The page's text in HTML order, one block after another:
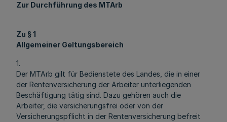
Zur Durchführung des MTArb
Zu § 1
Allgemeiner Geltungsbereich
1.
Der MTArb gilt für Bedienstete des Landes, die in einer
der Rentenversicherung der Arbeiter unterliegenden
Beschäftigung tätig sind. Dazu gehören auch die
Arbeiter, die versicherungsfrei oder von der
Versicherungspflicht in der Rentenversicherung befreit